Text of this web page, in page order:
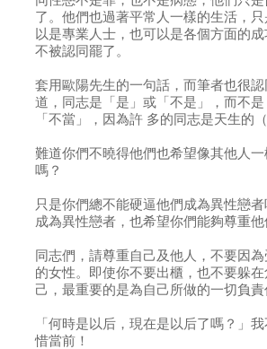
了。他們也過著平常人一樣的生活，
以是專業人士，也可以是各個方面的
不被認同罷了。
套用歐陽先生的一句話，而筆者也很
道，同志是「是」或「不是」，而不
「不當」，因為許 多的同志是天生的
難道你們不曉得他們也希望像其他人
嗎？
只是你們總不能硬逼他們成為異性戀
成為異性戀者，也希望你們能夠尊重
同志們，請尊重自己及他人，不要因
的女性。即使你不要出櫃，也不要躲
己，最重要的是為自己所做的一切負
「何時是以后，現在是以后了嗎？」
惜當前！